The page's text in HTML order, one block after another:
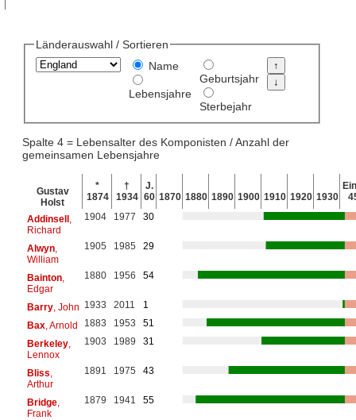
Länderauswahl / Sortieren
Name
Lebensjahre
Geburtsjahr
Sterbejahr
Spalte 4 = Lebensalter des Komponisten / Anzahl der
gemeinsamen Lebensjahre
Gustav
Holst
*
1874
†
1934
J.
60 1870 1880 1890 1900 1910 1920 1930
Addinsell,
Richard
1904 1977 30
Alwyn,
William
1905 1985 29
Bainton,
Edgar
1880 1956 54
Barry, John 1933 2011
1
Bax, Arnold 1883 1953
51
Berkeley,
Lennox
1903 1989 31
Bliss
Arthur
1891 1975 43
Bridge,
Frank
1879 1941 55